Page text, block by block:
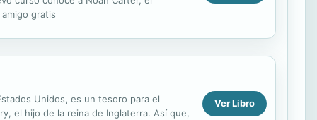
gratis
Unidos, es un tesoro para el
el hijo de la reina de Inglaterra. Así que,
Ver Libro